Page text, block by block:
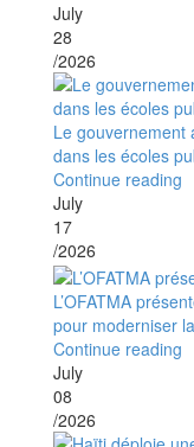
July
28
/2026
Le gouvernement
dans les écoles
Continue reading
July
17
/2026
L’OFATMA
pour moderniser
Continue reading
July
08
/2026